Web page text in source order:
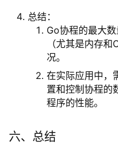
总结：
Go协程的最大
（尤其是内存
况。
在实际应用中，
置和控制协程的
程序的性能。
六、总结